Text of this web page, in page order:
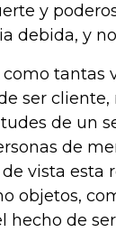
y
debida, y
tantas
ser
de un
de
vista esta
objetos,
hecho de